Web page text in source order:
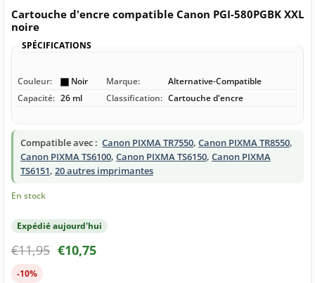
Cartouche d'encre compatible Canon PGI-580PGBK XXL
noire
SPÉCIFICATIONS
Couleur: Noir Marque:
Alternative-Compatible
Capacité: 26 ml Classification: Cartouche d'encre
Compatible avec : Canon PIXMA TR7550, Canon PIXMA TR8550,
Canon PIXMA TS6100, Canon PIXMA TS6150, Canon PIXMA
TS6151, 20 autres imprimantes
En stock
Expédié aujourd'hui
€11,95 €10,75
-10%